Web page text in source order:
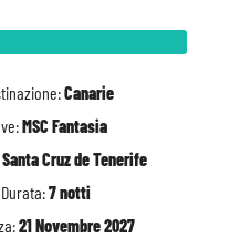
Canarie
MSC Fantasia
Santa Cruz de Tenerife
Durata:7 notti
21 Novembre 2027